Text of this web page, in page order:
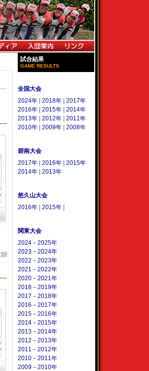
試合結果
GAME RESULTS
全国大会
2024年
2018年
2017年
2016年
2015年
2014年
2013年
2012年
2011年
2010年
2009年 2008年
碧南大会
2017年
2016年
2015年
2014年
2013年
悠久山大会
2016年
2015年
関東大会
2024－2025年
2023－2024年
2022－2023年
2021－2022年
2020－2021年
2018－2019年
2017－2018年
2016－2017年
2015－2016年
2014－2015年
2013－2014年
2012－2013年
2011－2012年
2010－2011年
2009－2010年